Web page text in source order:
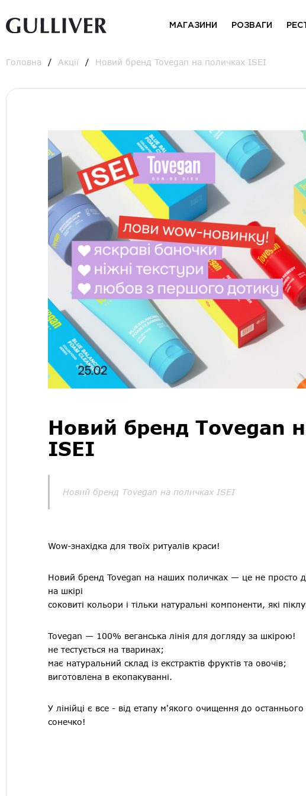
МАГАЗИНИ РОЗВАГИ
Головна Акції Новий бренд Tovegan на поличках ISEI
Новий бренд Tovegan
ISEI
Новий бренд Tovegan на поличках ISEI
Wow-знахідка для твоїх ритуалів краси!
Новий бренд Tovegan на наших поличках — це не просто
на шкірі
соковиті кольори і тільки натуральні компоненти, які
Tovegan — 100% веганська лінія для догляду за шкірою!
не тестується на тваринах;
має натуральний склад із екстрактів фруктів та овочів;
виготовлена в екопакуванні.
У лінійці є все - від етапу м'якого очищення до
сонечко!